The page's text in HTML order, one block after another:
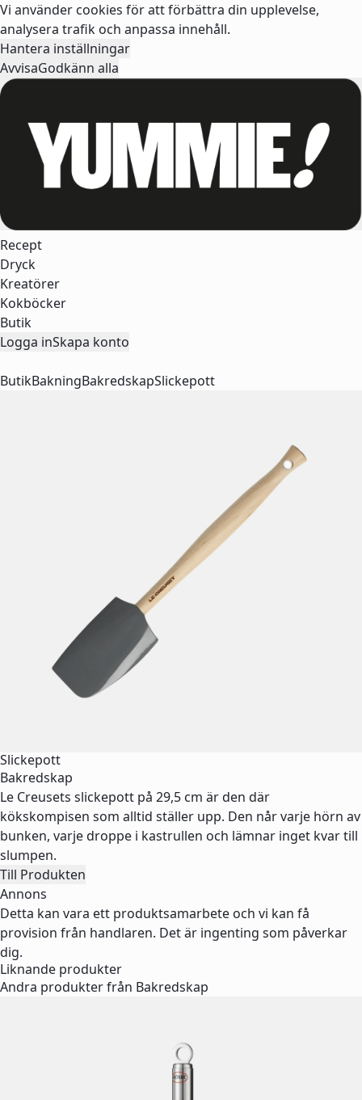
Vi använder cookies för att förbättra din upplevelse,
analysera trafik och anpassa innehåll.
Hantera inställningar
AvvisaGodkänn alla
Recept
Dryck
Kreatörer
Kokböcker
Butik
Logga inSkapa konto
ButikBakningBakredskapSlickepott
Slickepott
Bakredskap
Le Creusets slickepott på 29,5 cm är den där
kökskompisen som alltid ställer upp. Den når varje hörn av
bunken, varje droppe i kastrullen och lämnar inget kvar till
slumpen.
Till Produkten
Annons
Detta kan vara ett produktsamarbete och vi kan få
provision från handlaren. Det är ingenting som påverkar
dig.
Liknande produkter
Andra produkter från Bakredskap